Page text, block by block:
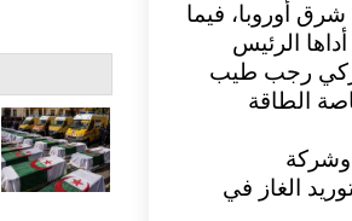
شرق أوروبا، فيما
الرئيس
رجب طيب
تهم خاصة الطاقة
وشركة
الغاز في